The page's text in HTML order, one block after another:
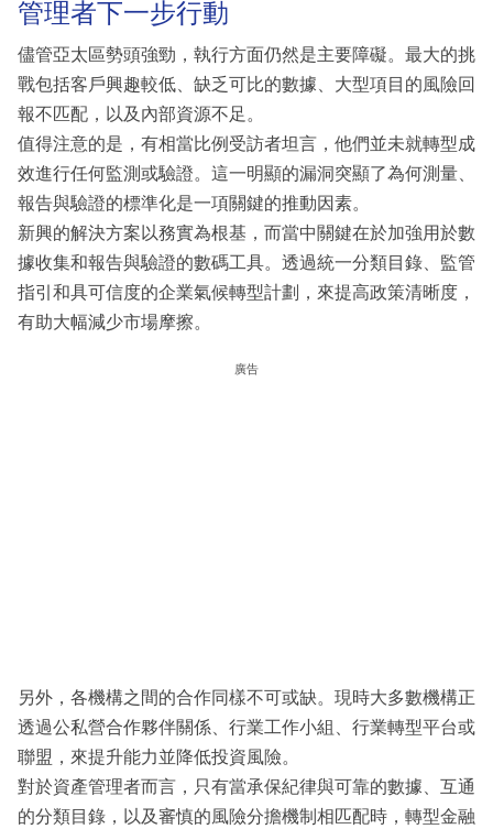
管理者下一步行動
儘管亞太區勢頭強勁，執行方面仍然是主要障礙。最大的挑
戰包括客戶興趣較低、缺乏可比的數據、大型項目的風險回
報不匹配，以及內部資源不足。
值得注意的是，有相當比例受訪者坦言，他們並未就轉型成
效進行任何監測或驗證。這一明顯的漏洞突顯了為何測量、
報告與驗證的標準化是一項關鍵的推動因素。
新興的解決方案以務實為根基，而當中關鍵在於加強用於數
據收集和報告與驗證的數碼工具。透過統一分類目錄、監管
指引和具可信度的企業氣候轉型計劃，來提高政策清晰度，
有助大幅減少市場摩擦。
廣告
另外，各機構之間的合作同樣不可或缺。現時大多數機構正
透過公私營合作夥伴關係、行業工作小組、行業轉型平台或
聯盟，來提升能力並降低投資風險。
對於資產管理者而言，只有當承保紀律與可靠的數據、互通
的分類目錄，以及審慎的風險分擔機制相匹配時，轉型金融